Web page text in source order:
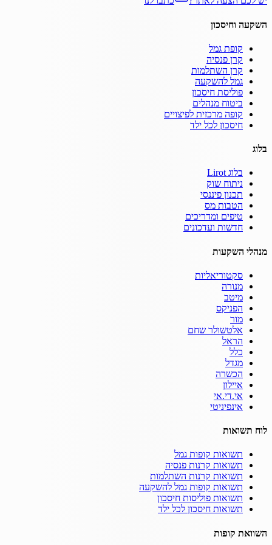
השקעה וחיסכון
קופת גמל
קרן פנסיה
קרן השתלמות
גמל להשקעה
פוליסת חיסכון
ביטוח מנהלים
קופה מרכזית לפיצויים
חיסכון לכל ילד
בלוג
בלוג Lirot
ניתוח שוק
תכנון פיננסי
הטבות מס
טיפים ומדריכים
חדשות ועדכונים
מנהלי השקעות
סקטוריאליות
מנורה
מיטב
הפניקס
מור
אלטשולר שחם
הראל
כלל
מגדל
הכשרה
איילון
אי.די.אי
אינפיניטי
לוח תשואות
תשואות קופות גמל
תשואות קרנות פנסיה
תשואות קרנות השתלמות
תשואות קופות גמל להשקעה
תשואות פוליסות חיסכון
תשואות חיסכון לכל ילד
השוואת קופות